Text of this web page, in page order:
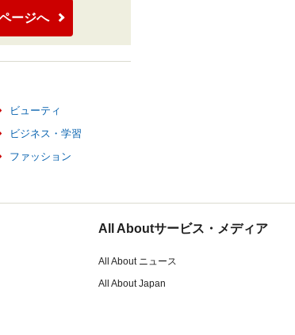
ージへ
ビューティ
ビジネス・学習
ファッション
All Aboutサービス・メディア
All About ニュース
All About Japan